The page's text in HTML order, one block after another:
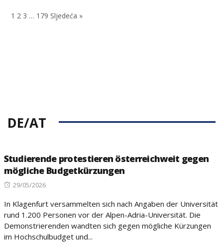
1 2 3 … 179 Sljedeća »
DE/AT
Studierende protestieren österreichweit gegen
mögliche Budgetkürzungen
Posted
29/05/2026
In Klagenfurt versammelten sich nach Angaben der Universität
rund 1.200 Personen vor der Alpen-Adria-Universität. Die
Demonstrierenden wandten sich gegen mögliche Kürzungen
im Hochschulbudget und...